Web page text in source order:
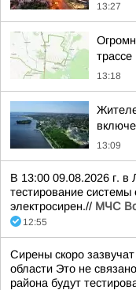
13:27
13:18
13:09
В 13:00 09.08.2026 г. в
тестирование
электросирен.// МЧС
12:55
Сирены скоро
области Это не
района будут